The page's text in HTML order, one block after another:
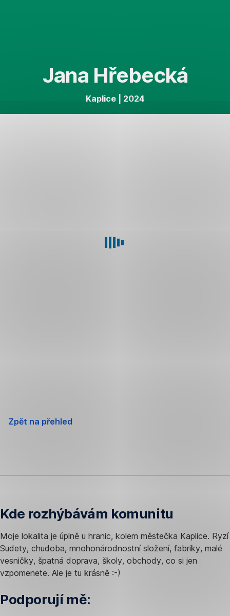
Jana Hřebecká
Kaplice | 2024
Zpět na přehled
Kde rozhýbávám komunitu
Moje lokalita je úplně u hranic, kolem městečka Kaplice. Ryzí
Sudety, chudoba, mnohonárodnostní složení, fabriky, malé
vesničky, špatná doprava, školy, obchody, co si jen
vzpomenete. Ale je tu krásně :-)
Podporují mě: